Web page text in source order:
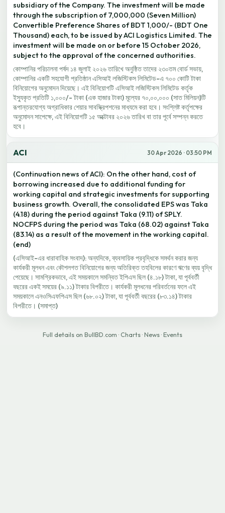
subsidiary of the Company. The investment will be made
through the subscription of 7,000,000 (Seven Million)
Convertible Preference Shares of BDT 1,000/- (BDT One
Thousand) each, to be issued by ACI Logistics Limited. The
investment will be made on or before 15 October 2026,
subject to the approval of the concerned authorities.
কোম্পানির পরিচালনা পর্ষদ ১৪ জুলাই ২০২৬ তারিখে অনুষ্ঠিত তাদের ২৩০তম বোর্ড সভায়,
কোম্পানির একটি সহযোগী প্রতিষ্ঠান এসিআই লজিস্টিকস লিমিটেড-এ ৭০০ কোটি টাকা
বিনিয়োগের অনুমোদন দিয়েছে। এই বিনিয়োগটি এসিআই লজিস্টিকস লিমিটেড কর্তৃক
ইস্যুকৃত প্রতিটি ১,০০০/- টাকা (এক হাজার টাকা) মূল্যের ৭০,০০,০০০ (সাত মিলিয়ন)টি
রূপান্তরযোগ্য অগ্রাধিকার শেয়ার সাবস্ক্রিপশনের মাধ্যমে করা হবে। সংশ্লিষ্ট কর্তৃপক্ষের
অনুমোদন সাপেক্ষে, এই বিনিয়োগটি ১৫ অক্টোবর ২০২৬ তারিখ বা তার পূর্বে সম্পন্ন করতে
হবে।
ACI 30 Apr 2026 · 03:50 PM
(Continuation news of ACI): On the other hand, cost of
borrowing increased due to additional funding for
working capital and strategic investments for supporting
business growth. Overall, the consolidated EPS was Taka
(4.18) during the period against Taka (9.11) of SPLY.
NOCFPS during the period was Taka (68.02) against Taka
(83.14) as a result of the movement in the working capital.
(end)
(এসিআই-এর ধারাবাহিক সংবাদ): অন্যদিকে, ব্যবসায়িক প্রবৃদ্ধিকে সমর্থন করার জন্য
কার্যকরী মূলধন এবং কৌশলগত বিনিয়োগের জন্য অতিরিক্ত তহবিলের কারণে ঋণের ব্যয় বৃদ্ধি
পেয়েছে। সামগ্রিকভাবে, এই সময়কালে সমন্বিত ইপিএস ছিল (৪.১৮) টাকা, যা পূর্ববর্তী
বছরের একই সময়ের (৯.১১) টাকার বিপরীতে। কার্যকরী মূলধনের পরিবর্তনের ফলে এই
সময়কালে এনওসিএফপিএস ছিল (৬৮.০২) টাকা, যা পূর্ববর্তী বছরের (৮৩.১৪) টাকার
বিপরীতে। (সমাপ্ত)
Full details on BullBD.com · Charts · News · Events